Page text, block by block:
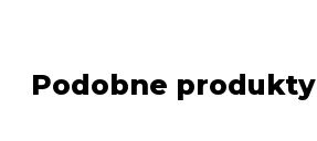
Podobne produkty